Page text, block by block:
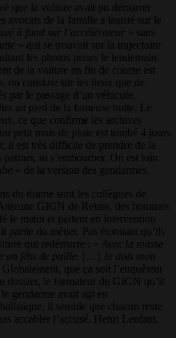
que la voiture avait pu démarrer
avocats de la famille a insisté sur le
à fond sur l’accélérateur » sans
» qui se trouvait sur la trajectoire
les photos prises le lendemain
de la voiture en fin de course est
on constate sur les lieux que de
par le passage d’un véhicule,
au pied de la fameuse butte. Le
ce que confirme les archives
petit mois de pluie est tombé 4 jours
il est très difficile de prendre de la
ni s’embourber. On est loin
» de la version des gendarmes.
du drame sont les collègues de
GIGN de Reims, des hommes
le matin et partent en intervention
partie du métier. Pas étonnant qu’ils
qui redémarre : «
Avec la masse
un fétu de paille.
[…] Je dois mon
Globalement, que ça soit l’enquêteur
dossier, le formateur du GIGN qu’il
gendarme avait agi en
il semble que chacun reste
accabler l’accusé. Henri Lenfant,